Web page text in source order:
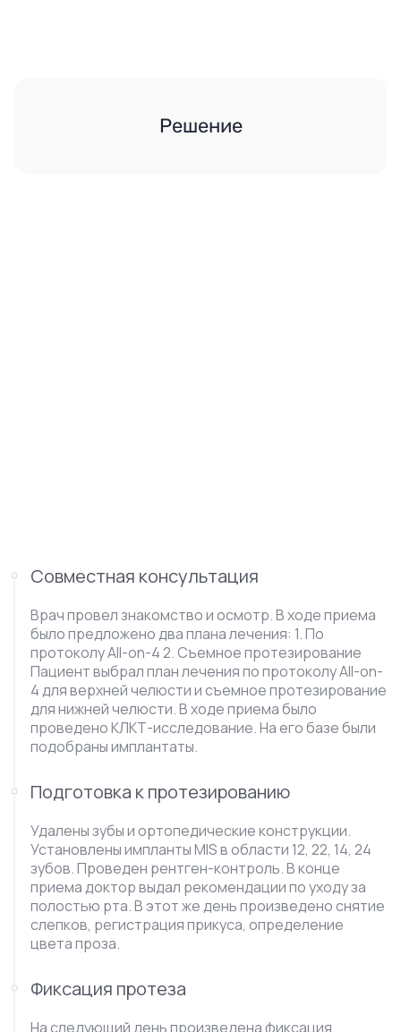
Решение
Совместная консультация
Врач провел знакомство и осмотр. В ходе приема
было предложено два плана лечения: 1. По
протоколу All-on-4 2. Съемное протезирование
Пациент выбрал план лечения по протоколу All-on-
4 для верхней челюсти и съемное протезирование
для нижней челюсти. В ходе приема было
проведено КЛКТ-исследование. На его базе были
подобраны имплантаты.
Подготовка к протезированию
Удалены зубы и ортопедические конструкции.
Установлены импланты MIS в области 12, 22, 14, 24
зубов. Проведен рентген-контроль. В конце
приема доктор выдал рекомендации по уходу за
полостью рта. В этот же день произведено снятие
слепков, регистрация прикуса, определение
цвета проза.
Фиксация протеза
На следующий день произведена фиксация